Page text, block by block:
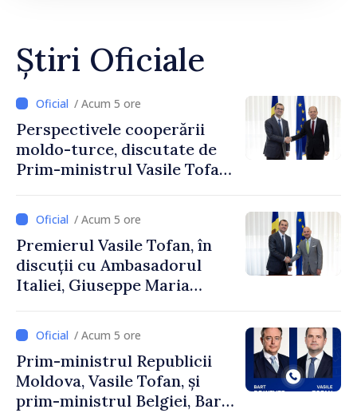
Știri Oficiale
/ Acum 5 ore
Perspectivele cooperării
moldo-turce, discutate de
Prim-ministrul Vasile Tofan
Uygar Mustafa Sertel
/ Acum 5 ore
Premierul Vasile Tofan, în
discuții cu Ambasadorul
Italiei, Giuseppe Maria
/ Acum 5 ore
Prim-ministrul Republicii
Moldova, Vasile Tofan, și
prim-ministrul Belgiei, Bart